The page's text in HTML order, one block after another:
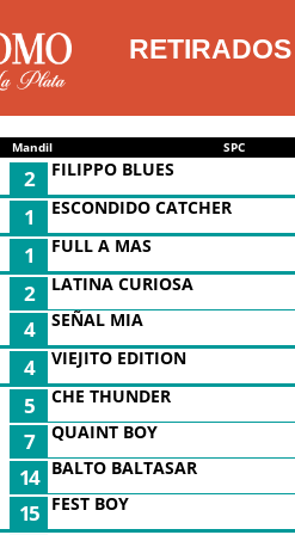
Mandil SPC
2 FILIPPO BLUES
1 ESCONDIDO CATCHER
1 FULL A MAS
2 LATINA CURIOSA
4 SEÑAL MIA
4 VIEJITO EDITION
5 CHE THUNDER
7 QUAINT BOY
14 BALTO BALTASAR
15 FEST BOY